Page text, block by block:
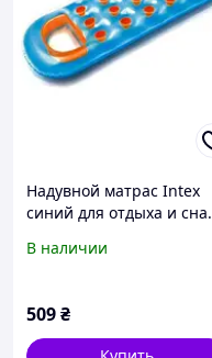
Надувной матрас Intex
синий для отдыха и сна.
В наличии
509₴